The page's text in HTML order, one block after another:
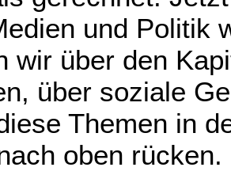
und Politik
wir über den
über soziale
Themen in
oben rücken.